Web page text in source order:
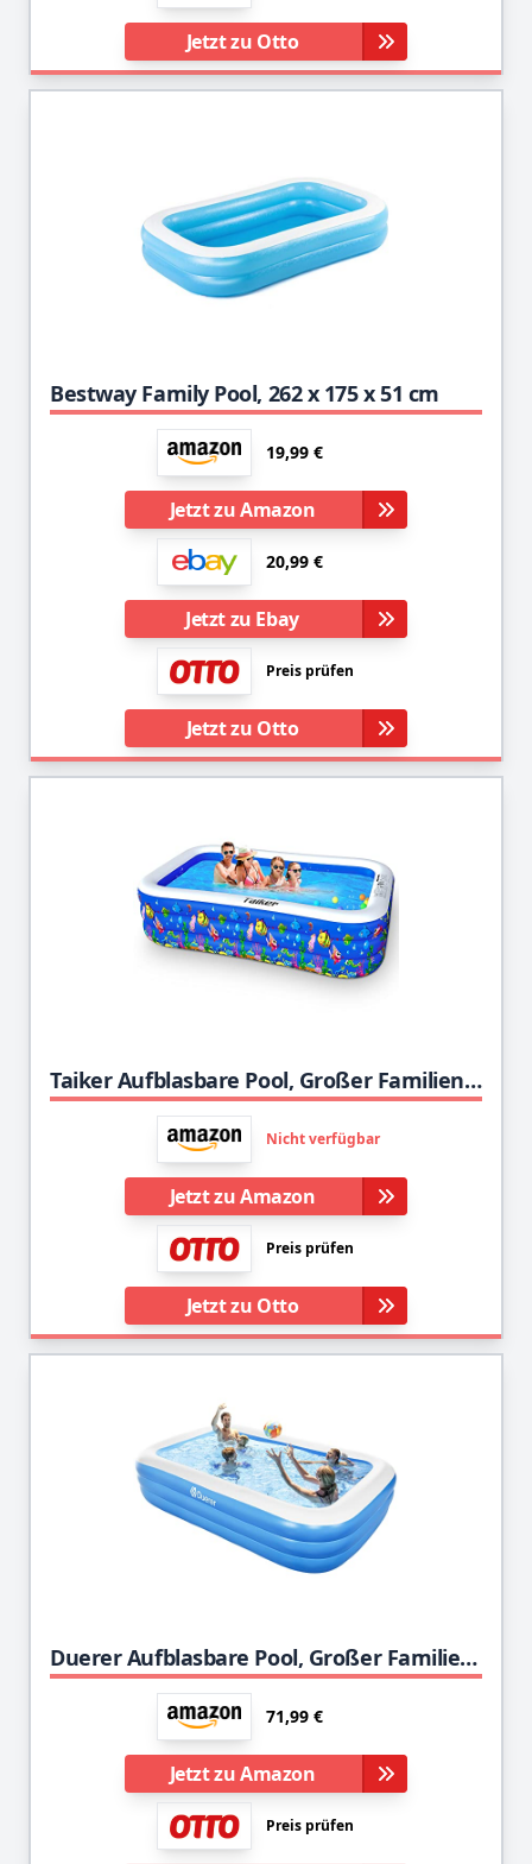
Jetzt zu Otto
Bestway Family Pool, 262 x 175 x 51 cm
19,99 €
Jetzt zu Amazon
20,99 €
Jetzt zu Ebay
Preis prüfen
Jetzt zu Otto
Taiker Aufblasbare Pool, Großer Familienpool, 234 cm x 142 cm x 51 cm Familien-Schwimmbad Schwimmzentrum Rechteckig Schwimmbäder für Kinder/Erwachsene/Babys/Kleinkinder Outdoor/Garten/Hinterhof
Nicht verfügbar
Jetzt zu Amazon
Preis prüfen
Jetzt zu Otto
Duerer Aufblasbare Pool, Großer Familienpool, Pool rechteckig für Kinder, Familienschwimmbad, Aufblasbare Schwimmbäder, Schwimmzentrum, Erwachsene, Babys, Outdoor, Easy Set - 241cm x 142cm x 56cm
71,99 €
Jetzt zu Amazon
Preis prüfen